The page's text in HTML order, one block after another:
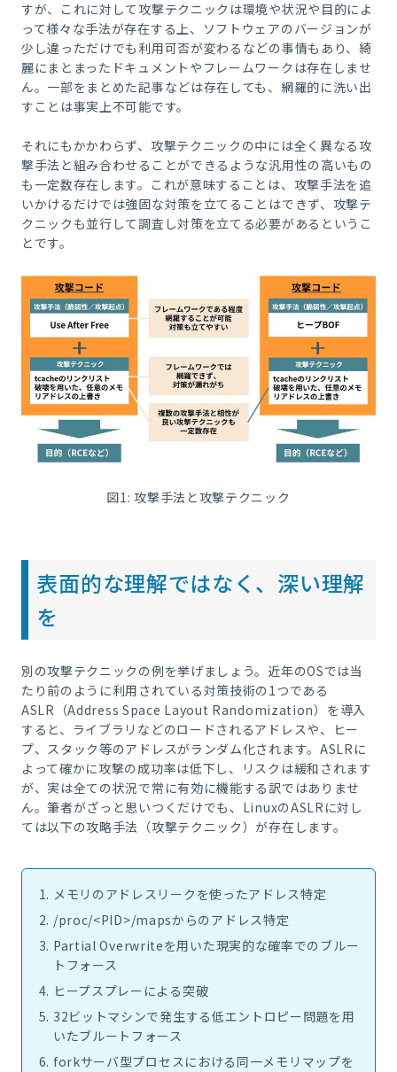
すが、これに対して攻撃テクニックは環境や状況や目的によ
って様々な手法が存在する上、ソフトウェアのバージョンが
少し違っただけでも利用可否が変わるなどの事情もあり、綺
麗にまとまったドキュメントやフレームワークは存在しませ
ん。一部をまとめた記事などは存在しても、網羅的に洗い出
すことは事実上不可能です。
それにもかかわらず、攻撃テクニックの中には全く異なる攻
撃手法と組み合わせることができるような汎用性の高いもの
も一定数存在します。これが意味することは、攻撃手法を追
いかけるだけでは強固な対策を立てることはできず、攻撃テ
クニックも並行して調査し対策を立てる必要があるというこ
とです。
図1: 攻撃手法と攻撃テクニック
表面的な理解ではなく、深い理解
を
別の攻撃テクニックの例を挙げましょう。近年のOSでは当
たり前のように利用されている対策技術の1つである
ASLR（Address Space Layout Randomization）を導入
すると、ライブラリなどのロードされるアドレスや、ヒー
プ、スタック等のアドレスがランダム化されます。ASLRに
よって確かに攻撃の成功率は低下し、リスクは緩和されます
が、実は全ての状況で常に有効に機能する訳ではありませ
ん。筆者がざっと思いつくだけでも、LinuxのASLRに対し
ては以下の攻略手法（攻撃テクニック）が存在します。
メモリのアドレスリークを使ったアドレス特定
/proc/<PID>/mapsからのアドレス特定
Partial Overwriteを用いた現実的な確率でのブルー
トフォース
ヒープスプレーによる突破
32ビットマシンで発生する低エントロピー問題を用
いたブルートフォース
forkサーバ型プロセスにおける同一メモリマップを